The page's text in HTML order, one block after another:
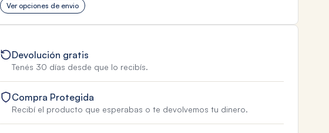
Ver opciones de envio
Devolución gratis
Tenés 30 días desde que lo recibís.
Compra Protegida
Recibí el producto que esperabas o te devolvemos tu dinero.